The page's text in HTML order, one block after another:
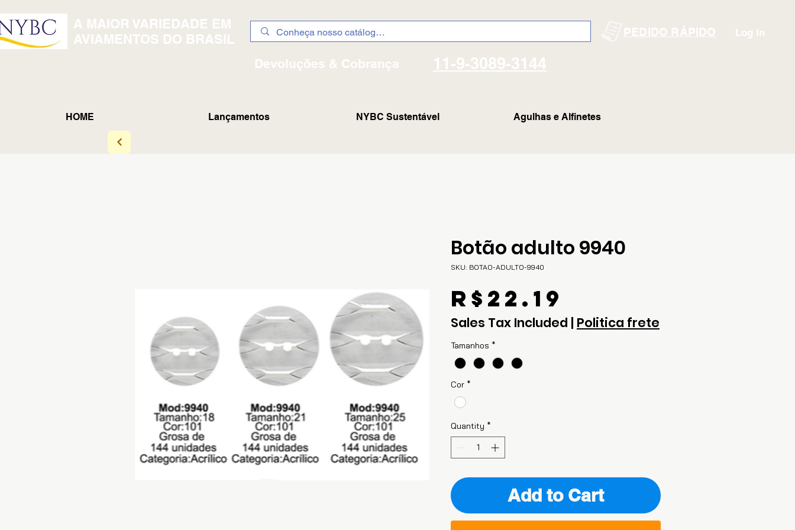
A MAIOR VARIEDADE EM
AVIAMENTOS DO BRASIL
PEDIDO RÁPIDO Log In
Devoluções & Cobrança 11-9-3089-3144
Botão adulto 9940
SKU: BOTAO-ADULTO-9940
R$22.19
Sales Tax Included | Politica frete
Tamanhos *
Cor *
Quantity *
Add to Cart
HOME Lançamentos NYBC Sustentável Agulhas e Alfinetes